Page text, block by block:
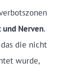
und Nerven.
die nicht
wurde,